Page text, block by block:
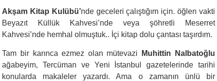
Akşam Kitap Kulübü’nde geceleri çalıştığım için. öğlen vakti
Beyazıt Küllük Kahvesi’nde veya şöhretli Meserret
Kahvesi’nde hemhal olmuştuk.. İçi kitap dolu çantası taşırdım.
Tam bir karınca ezmez olan mütevazi
Muhittin Nalbatoğlu
ağabeyim, Tercüman ve Yeni İstanbul gazetelerinde tarihi
konularda makaleler yazardı. Ama o zamanın ünlü bir